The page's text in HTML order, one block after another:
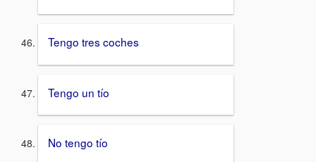
Tengo tres coches
Tengo un tío
No tengo tío